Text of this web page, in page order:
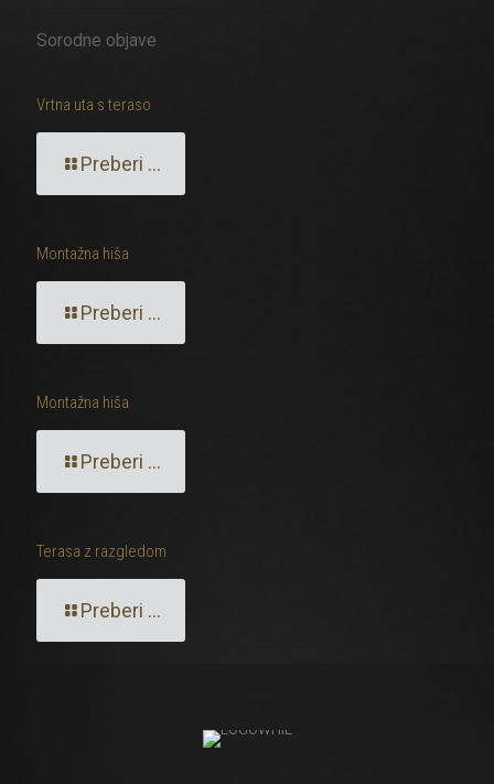
Sorodne objave
Vrtna uta s teraso
Preberi ...
Montažna hiša
Preberi ...
Montažna hiša
Preberi ...
Terasa z razgledom
Preberi ...